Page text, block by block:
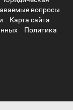
вопросы
Карта сайта
Политика